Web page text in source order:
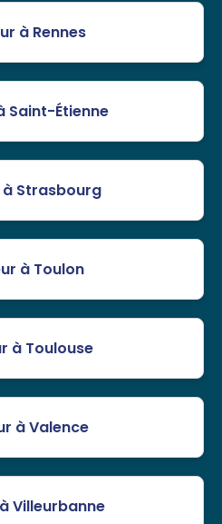
à Rennes
Saint-Étienne
Strasbourg
à Toulon
à Toulouse
à Valence
Villeurbanne